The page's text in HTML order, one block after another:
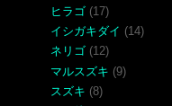
ヒラゴ (17)
イシガキダイ (14)
ネリゴ (12)
マルスズキ (9)
スズキ (8)